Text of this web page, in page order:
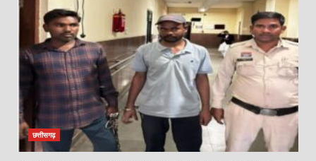
छत्तीसगढ़